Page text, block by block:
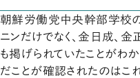
朝鮮労働党中央幹部学校
ニンだけでなく、金日成、
も掲げられていたことがわ
だことが確認されたのはこ